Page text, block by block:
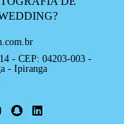
- CEP: 04203-003 -
- Ipiranga